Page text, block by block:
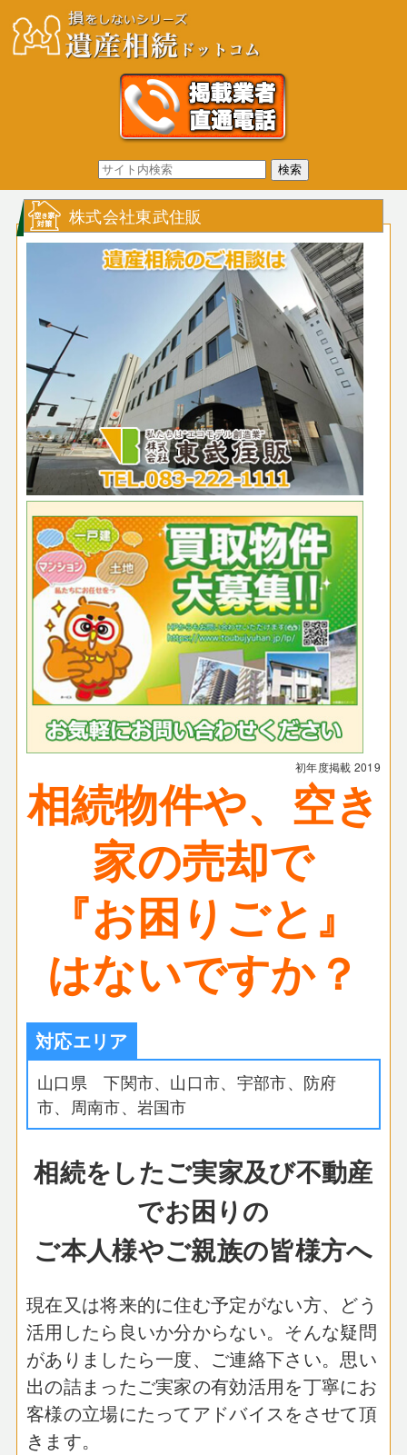
株式会社東武住販
初年度掲載 2019
相続物件や、空き
家の売却で
『お困りごと』
はないですか？
対応エリア
山口県 下関市、山口市、宇部市、防府
市、周南市、岩国市
相続をしたご実家及び不動産
でお困りの
ご本人様やご親族の皆様方へ
現在又は将来的に住む予定がない方、どう
活用したら良いか分からない。 そんな疑問
がありましたら一度、ご連絡下さい。思い
出の詰まったご実家の有効活用を丁寧にお
客様の立場にたってアドバイスをさせて頂
きます。